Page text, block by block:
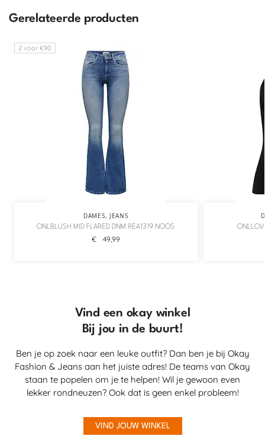
Gerelateerde producten
2 voor €90
DAMES, JEANS
ONLBLUSH MID FLARED DNM REA1319 NOOS
€ 49,99
Vind een okay winkel
Bij jou in de buurt!
Ben je op zoek naar een leuke outfit? Dan ben je bij Okay
Fashion & Jeans aan het juiste adres! De teams van Okay
staan te popelen om je te helpen! Wil je gewoon even
lekker rondneuzen? Ook dat is geen enkel probleem!
VIND JOUW WINKEL